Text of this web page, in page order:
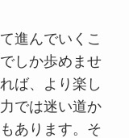
進んでいくこ
しか歩めませ
ば、より楽し
では迷い道か
あります。そ